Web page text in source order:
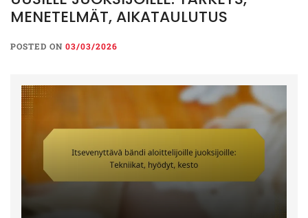
MENETELMÄT, AIKATAULUTUS
POSTED ON 03/03/2026